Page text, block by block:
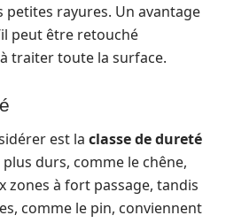
petites rayures. Un avantage
peut être retouché
traiter toute la surface.
est la classe de dureté
durs, comme le chêne,
zones à fort passage, tandis
comme le pin, conviennent